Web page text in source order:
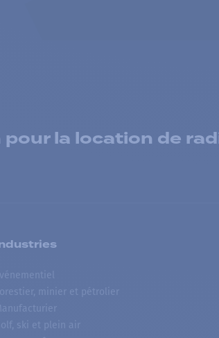
la location de
minier et pétrolier
ski et plein air